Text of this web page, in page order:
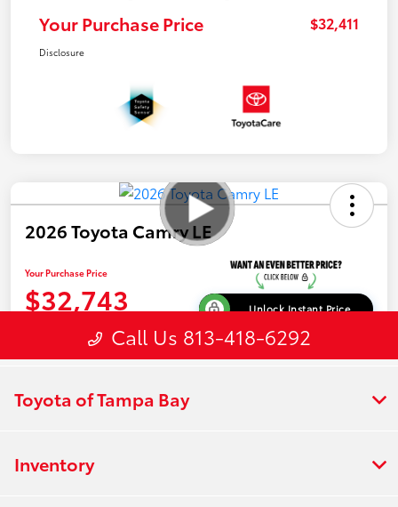
Toyota of Tampa Bay
Inventory